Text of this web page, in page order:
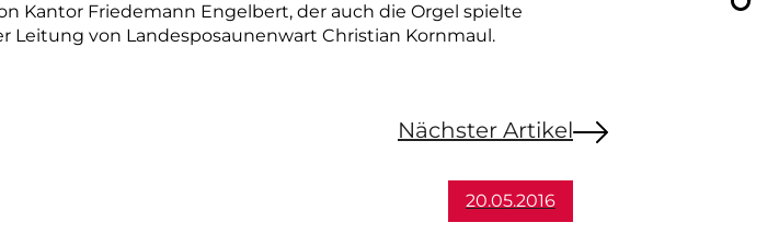
Kantor Friedemann Engelbert, der auch die Orgel spielte
Leitung von Landesposaunenwart Christian Kornmaul.
Nächster Artikel
20.05.2016